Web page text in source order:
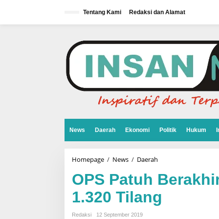
a
Tentang Kami Redaksi dan Alamat
News Daerah Ekonomi Politik Hukum
Homepage / News / Daerah
S
P
t
u
OPS Patuh
1.320 Tilang
Redaksi
12 September 2019